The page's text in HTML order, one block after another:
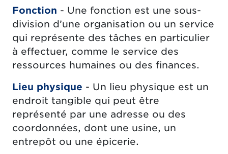
Fonction - Une fonction est une sous-
division d’une organisation ou un service
qui représente des tâches en particulier
à effectuer, comme le service des
ressources humaines ou des finances.
Lieu physique - Un lieu physique est un
endroit tangible qui peut être
représenté par une adresse ou des
coordonnées, dont une usine, un
entrepôt ou une épicerie.